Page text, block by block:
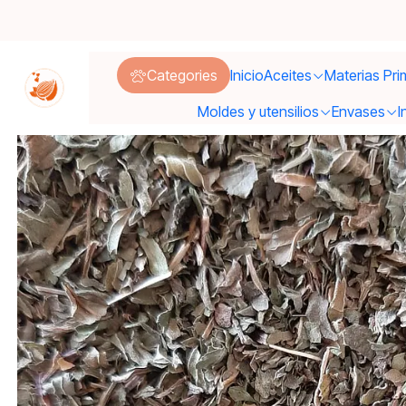
Categories InicioAceites Materias
Moldes y utensilios
Envases